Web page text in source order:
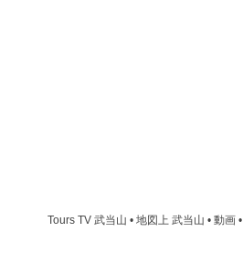
Tours TV 武当山 • 地図上 武当山 • 動画 •